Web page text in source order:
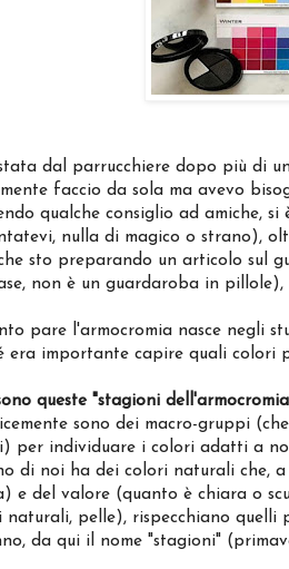
dal parrucchiere dopo più di
faccio da sola ma avevo
qualche consiglio ad amiche,
nulla di magico o strano),
sto preparando un articolo sul
non è un guardaroba in
pare l'armocromia nasce negli
era importante capire quali colori
queste "stagioni
sono dei macro-gruppi
per individuare i colori adatti a
di noi ha dei colori naturali che,
e del valore (quanto è chiara o
naturali, pelle), rispecchiano
da qui il nome "stagioni"